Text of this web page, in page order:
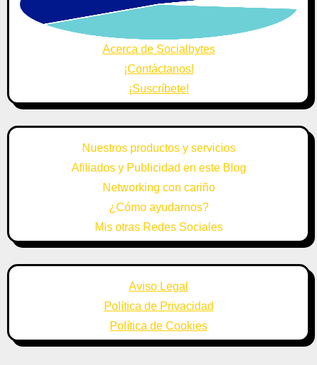
Acerca de Socialbytes
¡Contáctanos!
¡Suscríbete!
Nuestros productos y servicios
Afiliados y Publicidad en este Blog
Networking con cariño
¿Cómo ayudarnos?
Mis otras Redes Sociales
Aviso Legal
Política de Privacidad
Política de Cookies